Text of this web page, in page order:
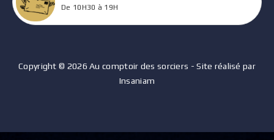
De 10H30 à 19H
Copyright © 2026 Au comptoir des sorciers - Site réalisé par
Insaniam